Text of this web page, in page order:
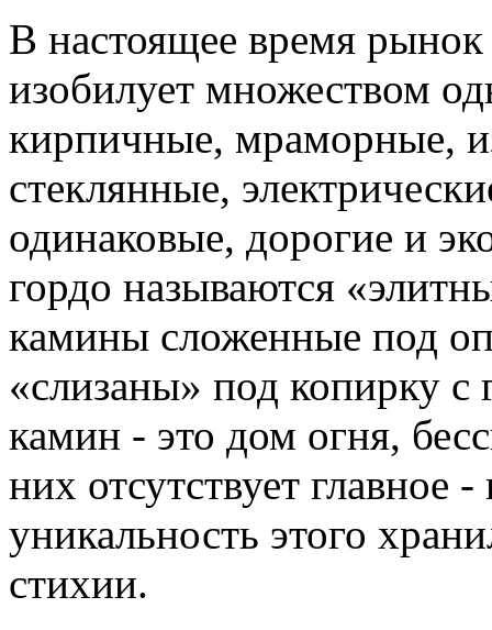
В настоящее время
изобилует множеством
кирпичные, мраморные,
стеклянные,
одинаковые, дорогие и
гордо называются
камины сложенные под
«слизаны» под копирку
камин - это дом огня,
них отсутствует главное
уникальность этого
стихии.